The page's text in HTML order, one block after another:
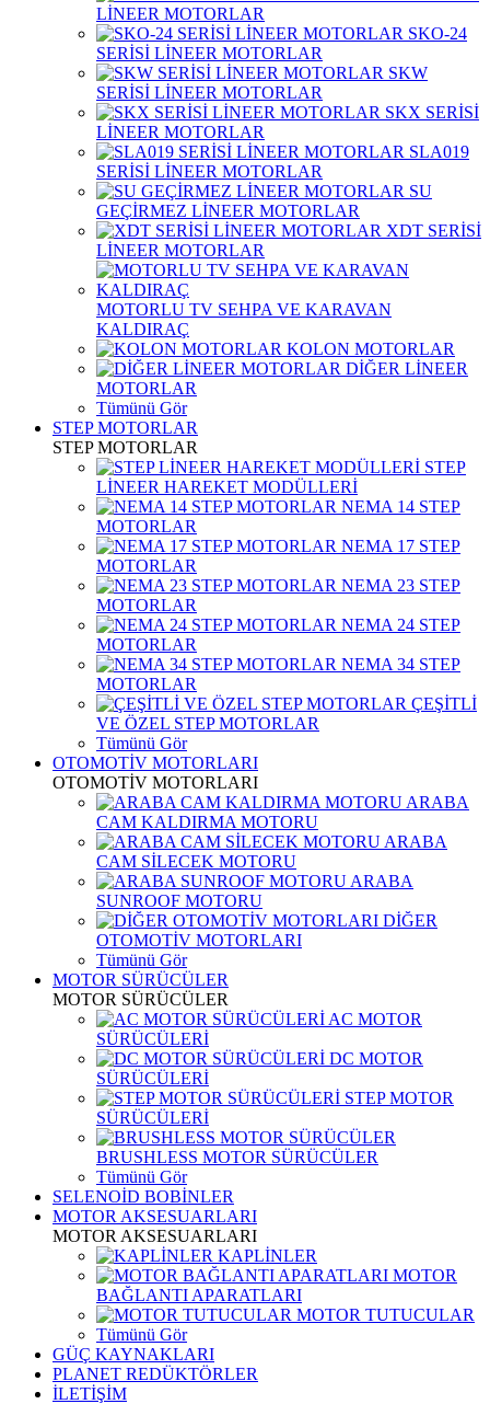
LİNEER MOTORLAR
SKO-24
SERİSİ LİNEER MOTORLAR
SKW
SERİSİ LİNEER MOTORLAR
SKX SERİSİ
LİNEER MOTORLAR
SLA019
SERİSİ LİNEER MOTORLAR
SU
GEÇİRMEZ LİNEER MOTORLAR
XDT SERİSİ
LİNEER MOTORLAR
MOTORLU TV SEHPA VE KARAVAN
KALDIRAÇ
KOLON MOTORLAR
DİĞER LİNEER
MOTORLAR
Tümünü Gör
STEP MOTORLAR
STEP MOTORLAR
STEP
LİNEER HAREKET MODÜLLERİ
NEMA 14 STEP
MOTORLAR
NEMA 17 STEP
MOTORLAR
NEMA 23 STEP
MOTORLAR
NEMA 24 STEP
MOTORLAR
NEMA 34 STEP
MOTORLAR
ÇEŞİTLİ
VE ÖZEL STEP MOTORLAR
Tümünü Gör
OTOMOTİV MOTORLARI
OTOMOTİV MOTORLARI
ARABA
CAM KALDIRMA MOTORU
ARABA
CAM SİLECEK MOTORU
ARABA
SUNROOF MOTORU
DİĞER
OTOMOTİV MOTORLARI
Tümünü Gör
MOTOR SÜRÜCÜLER
MOTOR SÜRÜCÜLER
AC MOTOR
SÜRÜCÜLERİ
DC MOTOR
SÜRÜCÜLERİ
STEP MOTOR
SÜRÜCÜLERİ
BRUSHLESS MOTOR SÜRÜCÜLER
Tümünü Gör
SELENOİD BOBİNLER
MOTOR AKSESUARLARI
MOTOR AKSESUARLARI
KAPLİNLER
MOTOR
BAĞLANTI APARATLARI
MOTOR TUTUCULAR
Tümünü Gör
GÜÇ KAYNAKLARI
PLANET REDÜKTÖRLER
İLETİŞİM